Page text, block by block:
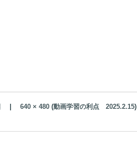
640 × 480 (動画学習の利点 2025.2.15)